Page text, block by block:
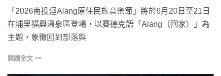
「2026南投迴Alang原住民族音樂節」將於6月20日至21日
在埔里福興溫泉區登場，以賽德克語「Alang（回家）」為
主題，象徵回到部落與
閱讀全文